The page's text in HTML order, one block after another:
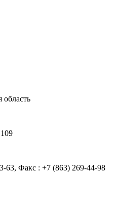
область
63, Факс : +7 (863) 269-44-98